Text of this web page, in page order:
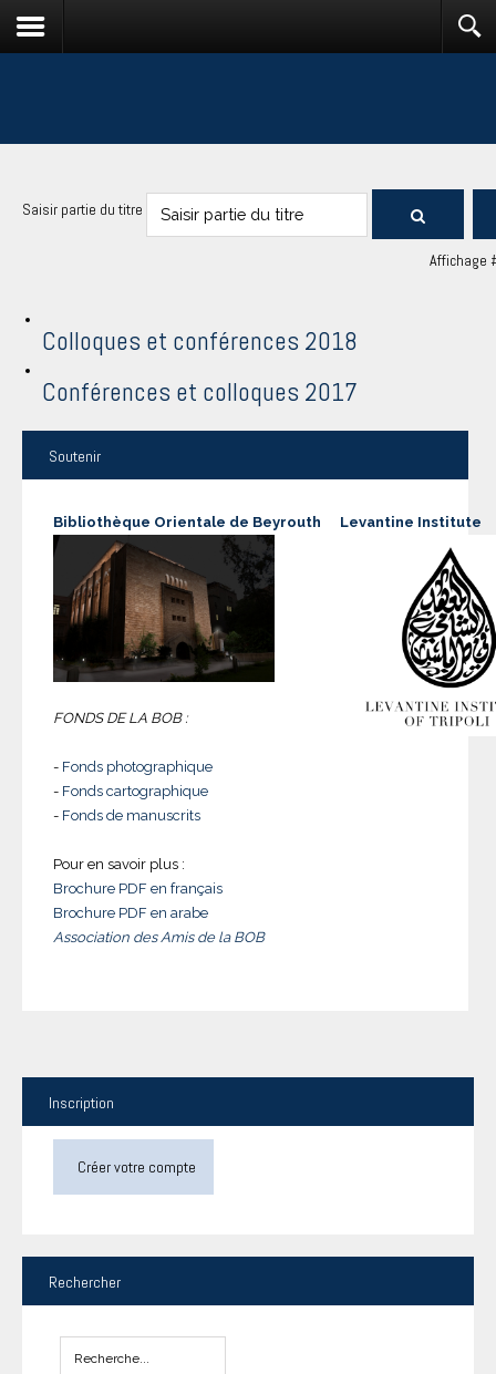
Saisir partie du titre
Affichage
Colloques et conférences 2018
Conférences et colloques 2017
Soutenir
Bibliothèque Orientale de Beyrouth
FONDS DE LA BOB :
- Fonds photographique
- Fonds cartographique
- Fonds de manuscrits
Pour en savoir plus :
Brochure PDF en français
Brochure PDF en arabe
Association des Amis de la BOB
Levantine Institute
Inscription
Créer votre compte
Rechercher